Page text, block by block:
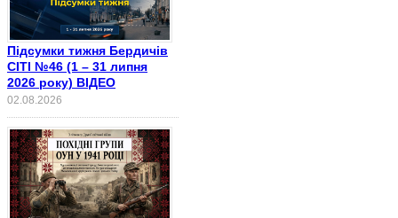
Підсумки тижня Бердичів
СІТІ №46 (1 – 31 липня
2026 року) ВІДЕО
02.08.2026